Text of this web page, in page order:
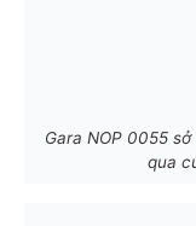
Gara NOP 0055
qua